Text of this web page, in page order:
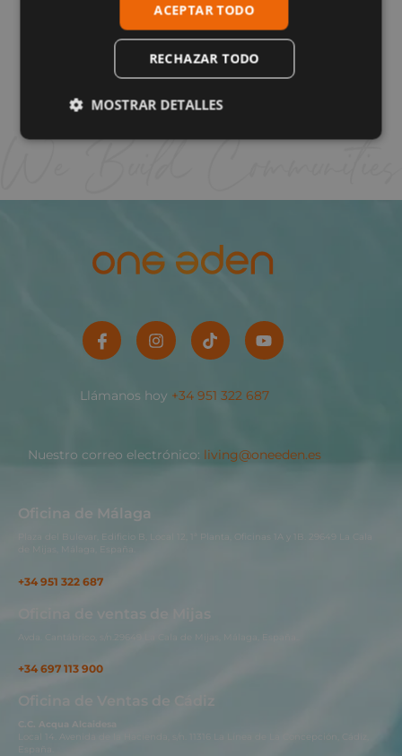
¿Cómo es realmente vivir en La Cala de
Mijas? Guía completa
Sigue leyendo "
Llámanos hoy +34 951 322 687
Nuestro correo electrónico: living@oneeden.es
Oficina de Málaga
Plaza del Bulevar, Edificio B, Local 12, 1ª Planta, Oficinas 1A y 1B. 29649 La Cala
de Mijas, Málaga, España.
+34 951 322 687
Avda. Cantábrico, s/n.29649 La Cala de Mijas, Málaga, España..
+34 697 113 900
Oficina de Ventas de Cádiz
C.C. Acqua Alcaidesa
Local 14. Avenida de la Hacienda, s/n. 11316 La Línea de La Concepción, Cádiz,
España.
ACEPTAR TODO
RECHAZAR TODO
MOSTRAR DETALLES